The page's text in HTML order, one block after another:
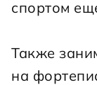
спортом
Также
на